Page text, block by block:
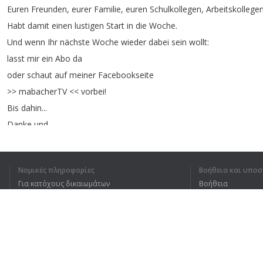
Euren Freunden, eurer Familie, euren Schulkollegen,
Habt damit einen lustigen Start in die Woche.
Und wenn Ihr nächste Woche wieder dabei sein wollt:
lasst mir ein Abo da
oder schaut auf meiner Facebookseite
>> mabacherTV<< vorbei!
Bis dahin...
Danke und
Νομικές πληροφορίες
Για κατόχους δικαιωμάτων
Βοήθεια και
Βοήθεια